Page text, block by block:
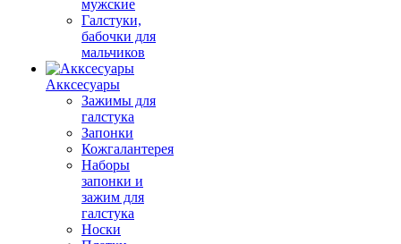
мужские
Галстуки,
бабочки для
мальчиков
Акксесуары
Зажимы для
галстука
Запонки
Кожгалантерея
Наборы
запонки и
зажим для
галстука
Носки